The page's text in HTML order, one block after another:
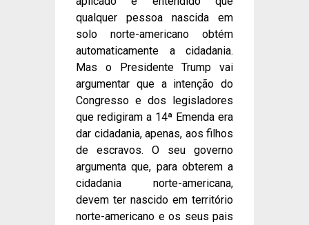
qualquer pessoa nascida em
solo norte-americano obtém
automaticamente a cidadania.
Mas o Presidente Trump vai
argumentar que a intenção do
Congresso e dos legisladores
que redigiram a 14ª Emenda era
dar cidadania, apenas, aos filhos
de escravos. O seu governo
argumenta que, para obterem a
cidadania norte-americana,
devem ter nascido em território
norte-americano e os seus pais